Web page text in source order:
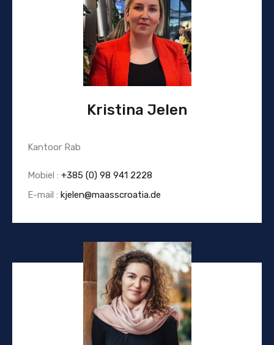
Kristina Jelen
Kantoor Rab
Mobiel : +385 (0) 98 941 2228
E-mail : kjelen@maasscroatia.de